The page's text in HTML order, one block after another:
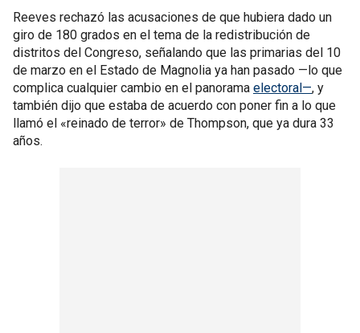
Reeves rechazó las acusaciones de que hubiera dado un
giro de 180 grados en el tema de la redistribución de
distritos del Congreso, señalando que las primarias del 10
de marzo en el Estado de Magnolia ya han pasado —lo que
complica cualquier cambio en el panorama electoral—, y
también dijo que estaba de acuerdo con poner fin a lo que
llamó el «reinado de terror» de Thompson, que ya dura 33
años.